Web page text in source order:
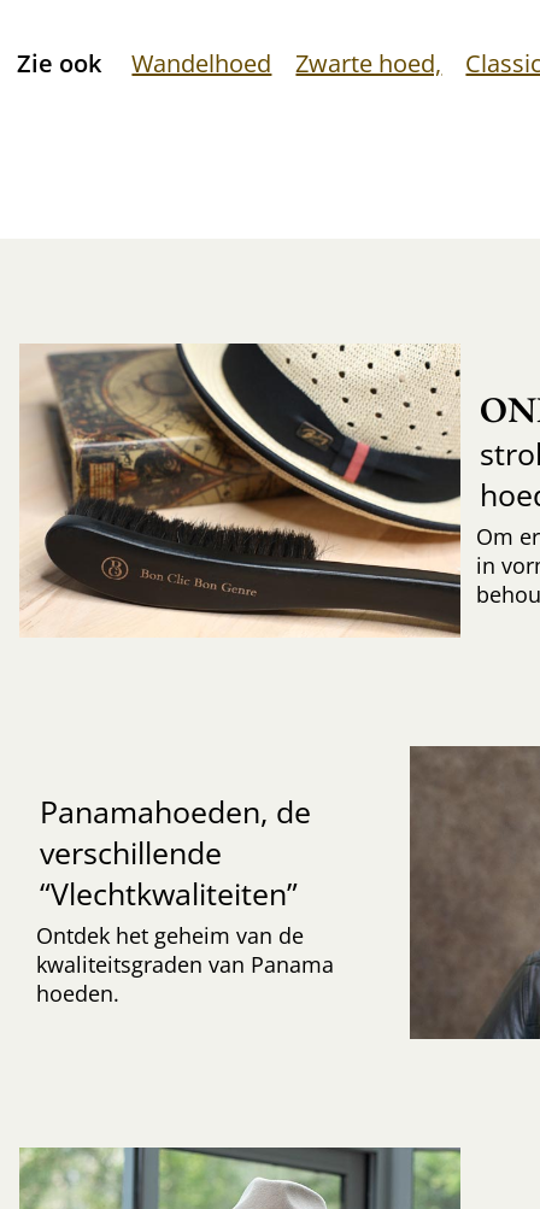
Zie ook Wandelhoed Zwarte hoed,
Om
in
Panamahoeden, de
verschillende
“Vlechtkwaliteiten”
Ontdek het geheim van de
kwaliteitsgraden van Panama
hoeden.